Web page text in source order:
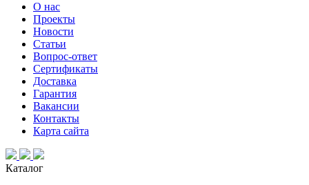
О нас
Проекты
Новости
Статьи
Вопрос-ответ
Сертификаты
Доставка
Гарантия
Вакансии
Контакты
Карта сайта
Каталог